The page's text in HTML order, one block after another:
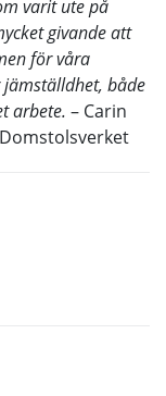
varit ute på
givande att
för våra
både
arbete. – Carin